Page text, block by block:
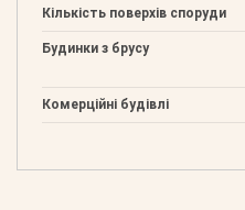
Кількість поверхів споруди
Будинки з брусу
Комерційні будівлі